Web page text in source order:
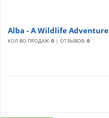
Alba - A Wildlife Adventure
КОЛ-ВО ПРОДАЖ: 0 | ОТЗЫВОВ: 0